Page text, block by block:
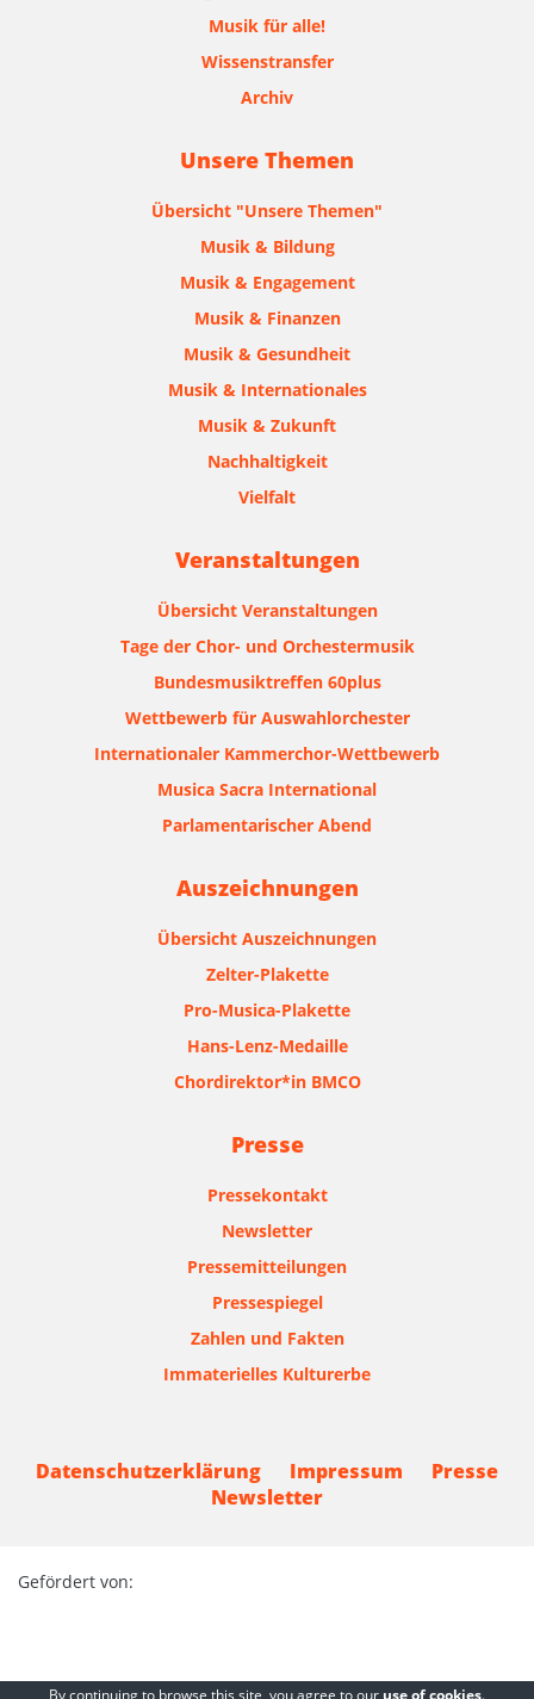
Musik für alle!
Wissenstransfer
Archiv
Unsere Themen
Übersicht "Unsere Themen"
Musik & Bildung
Musik & Engagement
Musik & Finanzen
Musik & Gesundheit
Musik & Internationales
Musik & Zukunft
Nachhaltigkeit
Vielfalt
Veranstaltungen
Übersicht Veranstaltungen
Tage der Chor- und Orchestermusik
Bundesmusiktreffen 60plus
Wettbewerb für Auswahlorchester
Internationaler Kammerchor-Wettbewerb
Musica Sacra International
Parlamentarischer Abend
Auszeichnungen
Übersicht Auszeichnungen
Zelter-Plakette
Pro-Musica-Plakette
Hans-Lenz-Medaille
Chordirektor*in BMCO
Presse
Pressekontakt
Newsletter
Pressemitteilungen
Pressespiegel
Zahlen und Fakten
Immaterielles Kulturerbe
Datenschutzerklärung Impressum
Presse
Newsletter
Gefördert von:
By continuing to browse this site, you agree to our use of cookies.